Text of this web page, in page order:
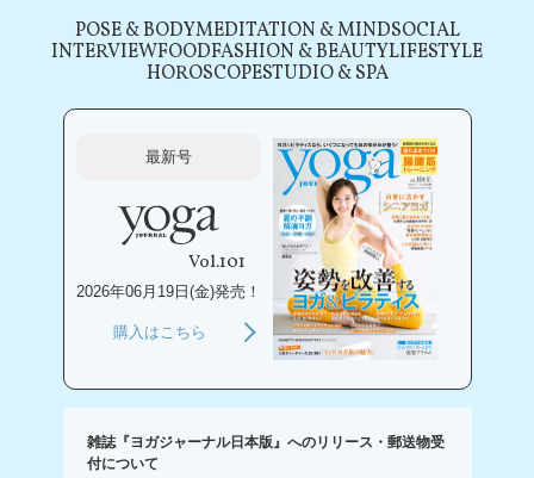
POSE & BODYMEDITATION & MINDSOCIAL
INTERVIEWFOODFASHION & BEAUTYLIFESTYLE
HOROSCOPESTUDIO & SPA
最新号
Vol.101
2026年06月19日(金)発売！
購入はこちら
雑誌『ヨガジャーナル日本版』へのリリース・郵送物受
付について